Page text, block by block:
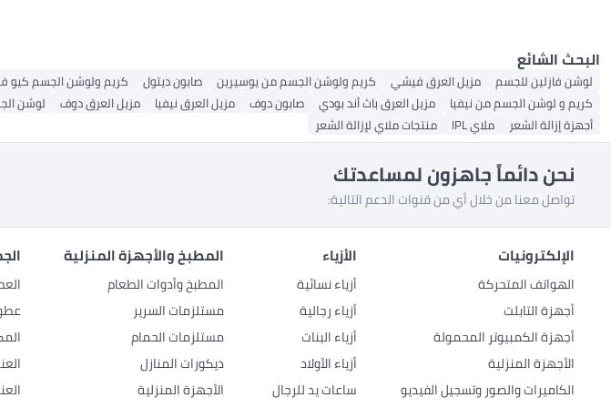
البحث الشائع
لوشن فازلين للجسم مزيل العرق فيشي كريم ولوشن الجسم من يوسيرين صابون ديتول كريم ولوشن الجسم كيو
كريم و لوشن الجسم من نيفيا
مزيل العرق باث أند بودي صابون دوف مزيل العرق نيفيا مزيل العرق دوف لوشن
أجهزة إزالة الشعر
ملاي IPL منتجات ملاي لإزالة الشعر
نحن دائماً جاهزون لمساعدتك
تواصل معنا من خلال أي من قنوات الدعم التالية:
الإلكترونيات
الهواتف المتحركة
أجهزة التابلت
أجهزة الكمبيوتر المحمولة
الأجهزة المنزلية
الكاميرات والصور وتسجيل الفيديو
الأزياء
أزياء نسائية
أزياء رجالية
أزياء البنات
أزياء الأولاد
ساعات يد للرجال
المطبخ والأجهزة المنزلية
المطبخ وأدوات الطعام
مستلزمات السرير
مستلزمات الحمام
ديكورات المنازل
الأجهزة المنزلية